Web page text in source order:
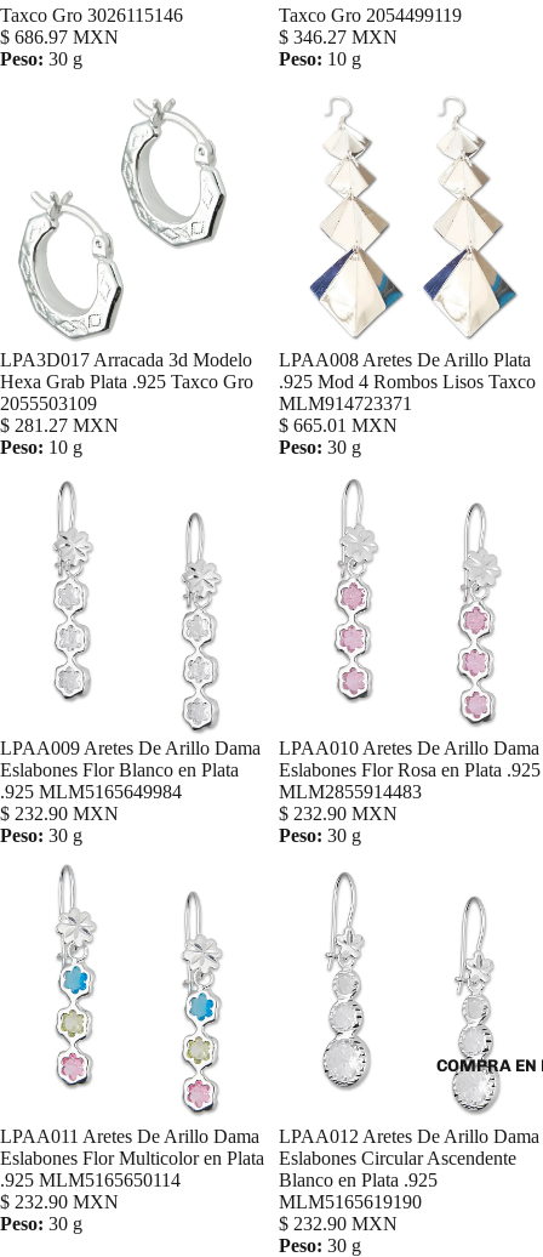
COMPRA EN
Taxco Gro 3026115146
$ 686.97 MXN
Peso: 30 g
Taxco Gro 2054499119
$ 346.27 MXN
Peso: 10 g
Agregar
LPA3D017 Arracada 3d Modelo
Hexa Grab Plata .925 Taxco Gro
2055503109
$ 281.27 MXN
Peso: 10 g
LPAA008 Aretes De Arillo Plata
.925 Mod 4 Rombos Lisos Taxco
MLM914723371
$ 665.01 MXN
Peso: 30 g
Agregar
LPAA009 Aretes De Arillo Dama
Eslabones Flor Blanco en Plata
.925 MLM5165649984
$ 232.90 MXN
Peso: 30 g
LPAA010 Aretes De Arillo Dama
Eslabones Flor Rosa en Plata .925
MLM2855914483
$ 232.90 MXN
Peso: 30 g
Agregar
LPAA011 Aretes De Arillo Dama
Eslabones Flor Multicolor en Plata
.925 MLM5165650114
$ 232.90 MXN
Peso: 30 g
LPAA012 Aretes De Arillo Dama
Eslabones Circular Ascendente
Blanco en Plata .925
MLM5165619190
$ 232.90 MXN
Peso: 30 g